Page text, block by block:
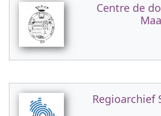
Centre de
Regioarchief